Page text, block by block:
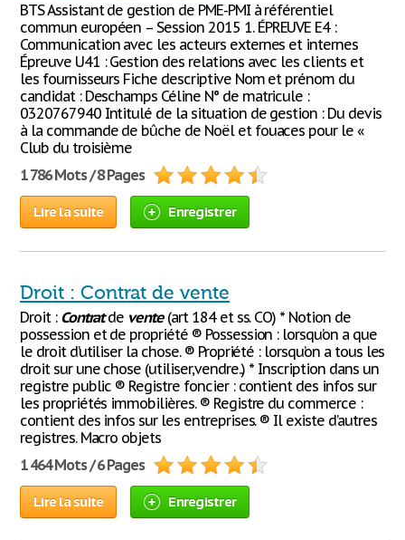
BTS Assistant de gestion de PME-PMI à référentiel
commun européen – Session 2015 1. ÉPREUVE E4 :
Communication avec les acteurs externes et internes
Épreuve U41 : Gestion des relations avec les clients et
les fournisseurs Fiche descriptive Nom et prénom du
candidat : Deschamps Céline N° de matricule :
0320767940 Intitulé de la situation de gestion : Du devis
à la commande de bûche de Noël et fouaces pour le «
Club du troisième
1 786 Mots / 8 Pages
Lire la suite Enregistrer
Droit : Contrat de vente
Droit : Contratde vente(art 184 et ss. CO) * Notion de
possession et de propriété ® Possession : lorsqu’on a que
le droit d’utiliser la chose. ® Propriété : lorsqu’on a tous les
droit sur une chose (utiliser,vendre..) * Inscription dans un
registre public ® Registre foncier : contient des infos sur
les propriétés immobilières. ® Registre du commerce :
contient des infos sur les entreprises. ® Il existe d’autres
registres. Macro objets
1 464 Mots / 6 Pages
Lire la suite Enregistrer